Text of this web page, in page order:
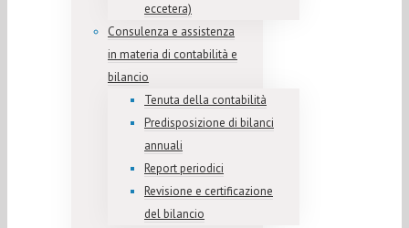
eccetera)
Consulenza e assistenza
in materia di contabilità e
bilancio
Tenuta della contabilità
Predisposizione di bilanci
annuali
Report periodici
Revisione e certificazione
del bilancio